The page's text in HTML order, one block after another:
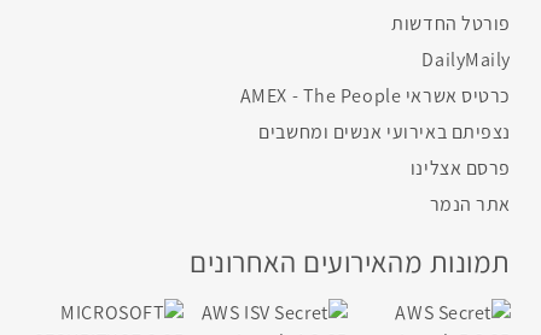
פורטל החדשות
DailyMaily
כרטיס אשראי AMEX - The People
נצפיתם באירועי אנשים ומחשבים
פרסם אצלינו
אתר הנמר
תמונות מהאירועים האחרונים